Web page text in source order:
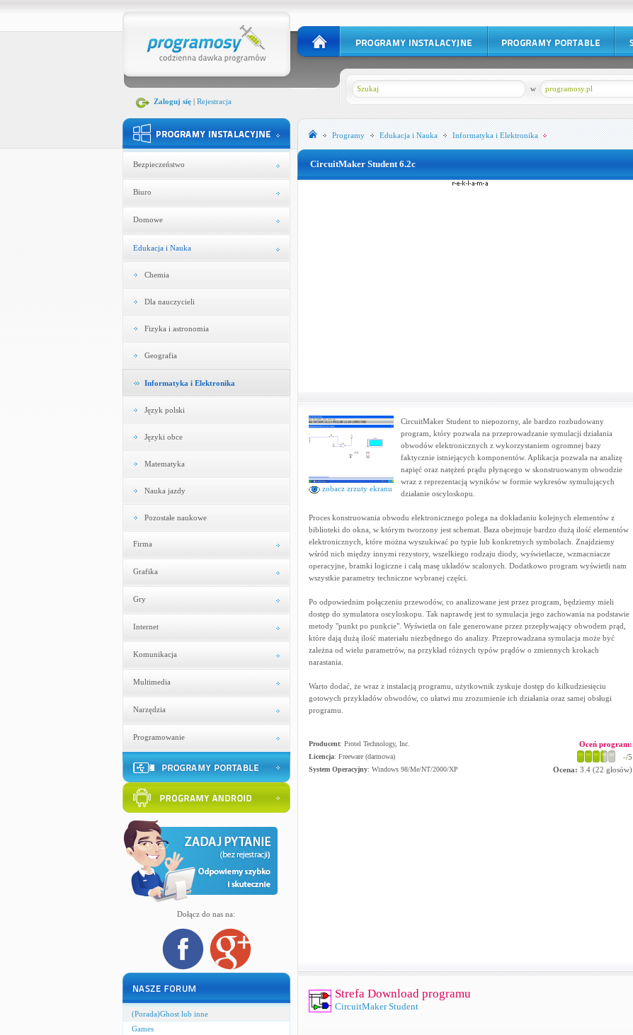
Zaloguj się| Rejestracja
programosy.pl
w
Bezpieczeństwo
Biuro
Domowe
Edukacja i Nauka
Chemia
Dla nauczycieli
Fizyka i astronomia
Geografia
Informatyka i Elektronika
Język polski
Języki obce
Matematyka
Nauka jazdy
Pozostałe naukowe
Firma
Grafika
Gry
Internet
Komunikacja
Multimedia
Narzędzia
Programowanie
Dołącz do nas na:
(Porada)Ghost lub inne
Games
Programy Edukacja i Nauka Informatyka i Elektronika
CircuitMaker Student 6.2c
zobacz zrzuty ekranu
CircuitMaker Student to niepozorny, ale bardzo rozbudowany
program, który pozwala na przeprowadzanie symulacji działania
obwodów elektronicznych z wykorzystaniem ogromnej bazy
faktycznie istniejących komponentów. Aplikacja pozwala na analizę
napięć oraz natężeń prądu płynącego w skonstruowanym obwodzie
wraz z reprezentacją wyników w formie wykresów symulujących
działanie oscyloskopu.
Proces konstruowania obwodu elektronicznego polega na dokładaniu kolejnych elementów z
biblioteki do okna, w którym tworzony jest schemat. Baza obejmuje bardzo dużą ilość elementów
elektronicznych, które można wyszukiwać po typie lub konkretnych symbolach. Znajdziemy
wśród nich między innymi rezystory, wszelkiego rodzaju diody, wyświetlacze, wzmacniacze
operacyjne, bramki logiczne i całą masę układów scalonych. Dodatkowo program wyświetli nam
wszystkie parametry techniczne wybranej części.
Po odpowiednim połączeniu przewodów, co analizowane jest przez program, będziemy mieli
dostęp do symulatora oscyloskopu. Tak naprawdę jest to symulacja jego zachowania na podstawie
metody "punkt po punkcie". Wyświetla on fale generowane przez przepływający obwodem prąd,
które dają dużą ilość materiału niezbędnego do analizy. Przeprowadzana symulacja może być
zależna od wielu parametrów, na przykład różnych typów prądów o zmiennych krokach
narastania.
Warto dodać, że wraz z instalacją programu, użytkownik zyskuje dostęp do kilkudziesięciu
gotowych przykładów obwodów, co ułatwi mu zrozumienie ich działania oraz samej obsługi
programu.
Producent: Protel Technology, Inc.
Licencja: Freeware (darmowa)
System Operacyjny: Windows 98/Me/NT/2000/XP
Oceń program:
-/5
Ocena: 3.4(22 głosów)
Strefa Download programu
CircuitMaker Student